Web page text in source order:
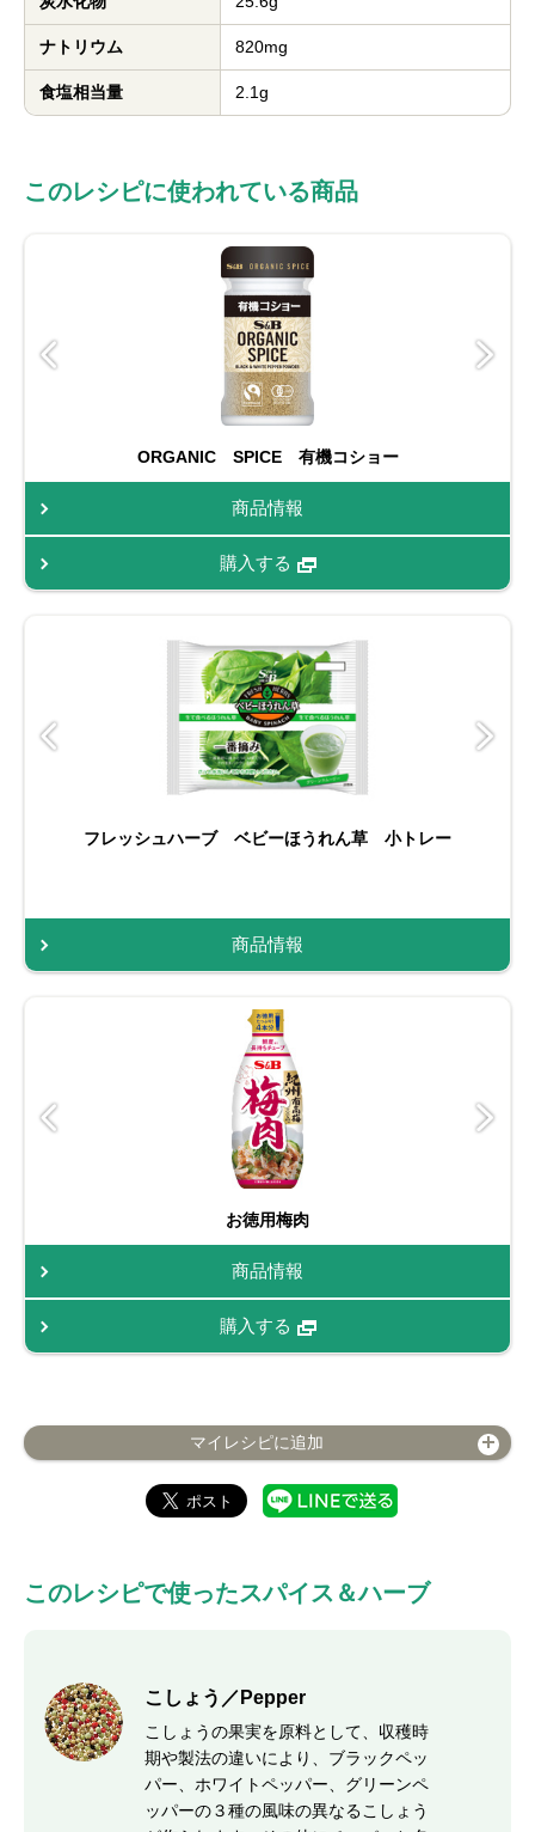
ナトリウム 820mg
食塩相当量 2.1g
このレシピに使われている商品
ORGANIC SPICE 有機コショー
商品情報
購入する
フレッシュハーブ ベビーほうれん草 小トレー
商品情報
お徳用梅肉
商品情報
購入する
マイレシピに追加
このレシピで使ったスパイス＆ハーブ
こしょう／Pepper
こしょうの果実を原料として、収穫時
期や製法の違いにより、ブラックペッ
パー、ホワイトペッパー、グリーンペ
ッパーの３種の風味の異なるこしょう